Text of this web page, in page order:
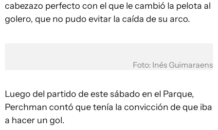
cabezazo perfecto con el que le cambió la pelota al
golero, que no pudo evitar la caída de su arco.
Foto: Inés Guimaraens
Luego del partido de este sábado en el Parque,
Perchman contó que tenía la convicción de que iba
a hacer un gol.